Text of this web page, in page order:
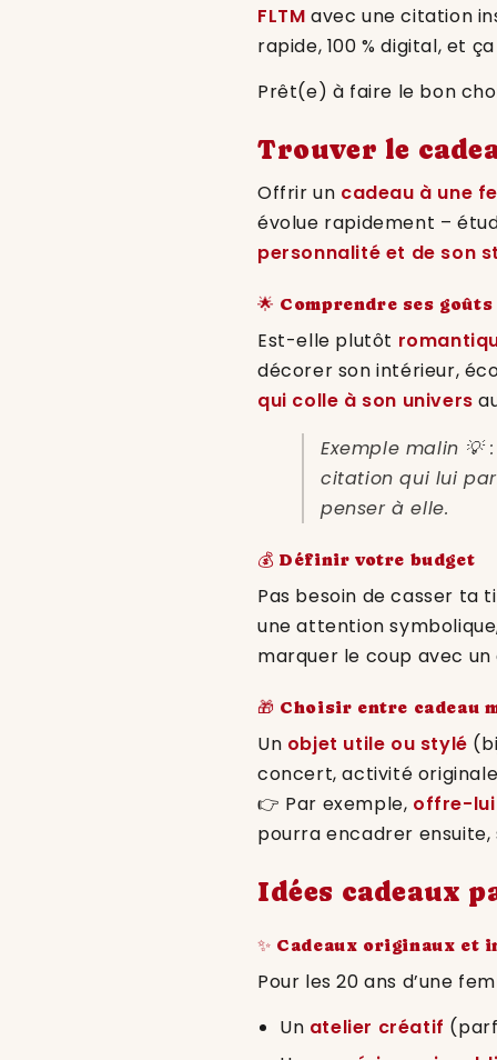
FLTM avec une citation
rapide, 100 % digital, et
Prêt(e) à faire le bon
Trouver le
Offrir un cadeau à une
évolue rapidement –
personnalité et de son
🌟 Comprendre ses
Est-elle plutôt
décorer son intérieur,
qui colle à son univers
Exemple malin 💡
citation qui lui
penser à elle.
💰 Définir votre budget
Pas besoin de casser ta
une attention
marquer le coup avec un
🎁 Choisir entre cadeau
Un objet utile ou stylé
concert, activité
👉 Par exemple, offre-lui
pourra encadrer ensuite,
Idées cadeaux
✨ Cadeaux originaux et
Pour les 20 ans d’une
Un atelier créatif